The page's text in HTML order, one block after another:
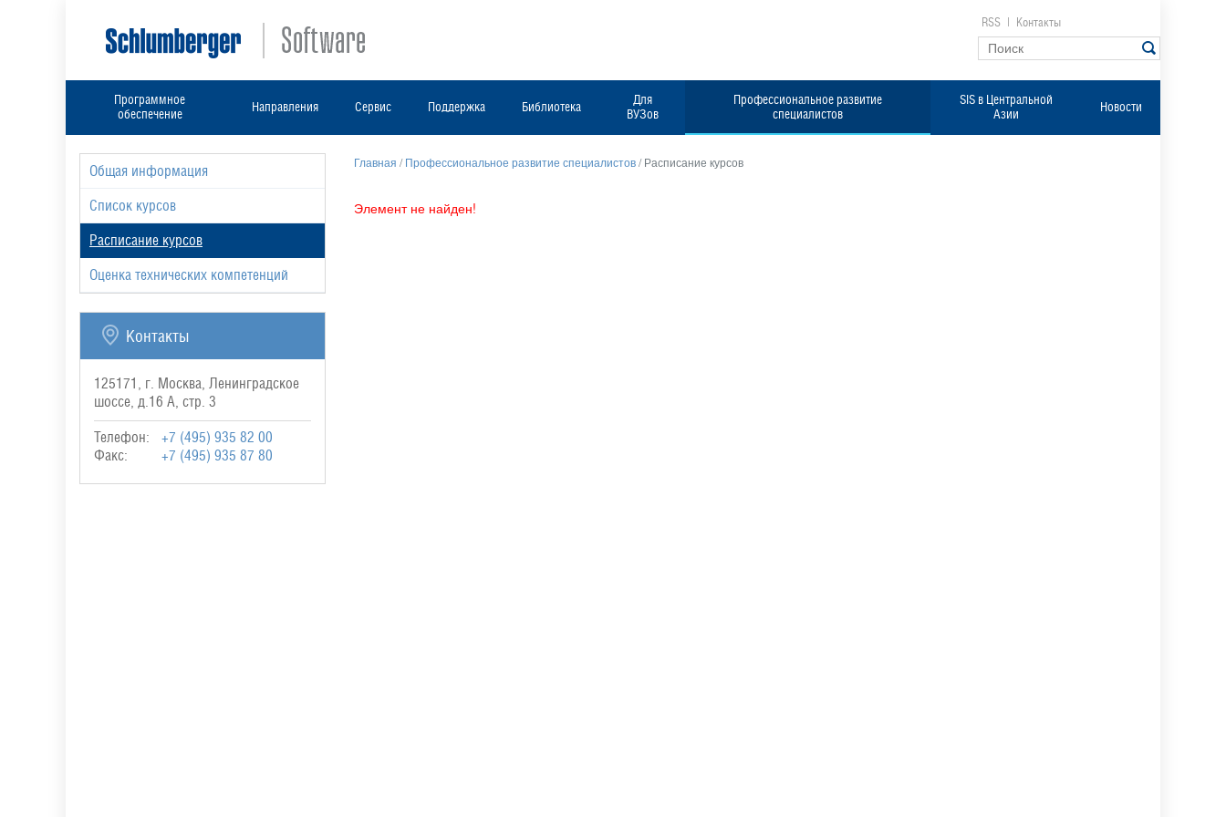
RSS Контакты
Программное
обеспечение
Направления Сервис Поддержка Библиотека
Для
ВУЗов
Профессиональное развитие
специалистов
SIS в Центральной
Азии
Новости
Общая информация
Список курсов
Расписание курсов
Оценка технических компетенций
Контакты
125171, г. Москва, Ленинградское
шоссе, д.16 А, стр. 3
Телефон:
+7 (495) 935 82 00
Факс:
+7 (495) 935 87 80
Главная /Профессиональное развитие специалистов/Расписание курсов
Элемент не найден!